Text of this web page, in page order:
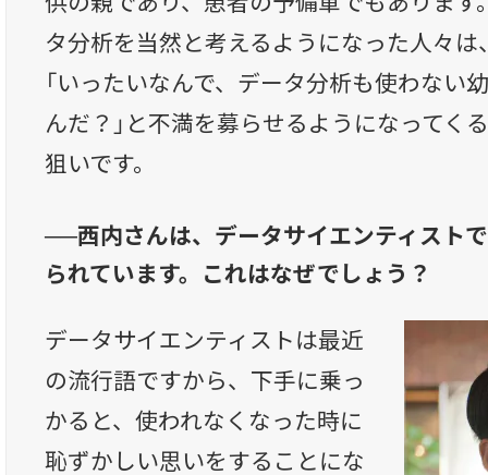
タ分析を当然と考えるようになった人々は
「いったいなんで、データ分析も使わない
んだ？」と不満を募らせるようになってく
狙いです。
──西内さんは、データサイエンティスト
られています。これはなぜでしょう？
データサイエンティストは最近
の流行語ですから、下手に乗っ
かると、使われなくなった時に
恥ずかしい思いをすることにな